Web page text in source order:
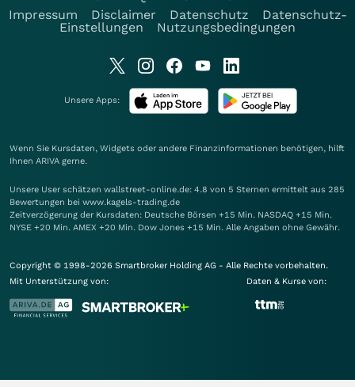
Impressum
Disclaimer Datenschutz
Datenschutz-
Einstellungen
Nutzungsbedingungen
Unsere Apps:
Wenn Sie Kursdaten, Widgets oder andere Finanzinformationen benötigen, hilft
Ihnen ARIVA gerne.
Unsere User schätzen wallstreet-online.de: 4.8 von 5 Sternen ermittelt aus 285
Bewertungen bei www.kagels-trading.de
Zeitverzögerung der Kursdaten: Deutsche Börsen +15 Min. NASDAQ +15 Min.
NYSE +20 Min. AMEX +20 Min. Dow Jones +15 Min. Alle Angaben ohne Gewähr.
Copyright © 1998-2026 Smartbroker Holding AG - Alle Rechte vorbehalten.
Mit Unterstützung von:
Daten & Kurse von: